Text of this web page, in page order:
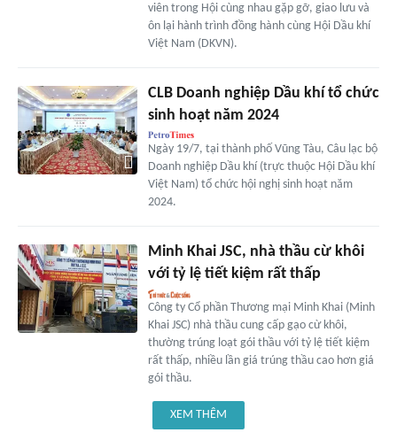
viên trong Hội cùng nhau gặp gỡ, giao lưu và
ôn lại hành trình đồng hành cùng Hội Dầu khí
Việt Nam (DKVN).
CLB Doanh nghiệp Dầu khí tổ chức
sinh hoạt năm 2024
Ngày 19/7, tại thành phố Vũng Tàu, Câu lạc bộ
Doanh nghiệp Dầu khí (trực thuộc Hội Dầu khí
Việt Nam) tổ chức hội nghị sinh hoạt năm
2024.
Minh Khai JSC, nhà thầu cừ khôi
với tỷ lệ tiết kiệm rất thấp
Công ty Cổ phần Thương mại Minh Khai (Minh
Khai JSC) nhà thầu cung cấp gạo cừ khôi,
thường trúng loạt gói thầu với tỷ lệ tiết kiệm
rất thấp, nhiều lần giá trúng thầu cao hơn giá
gói thầu.
XEM THÊM